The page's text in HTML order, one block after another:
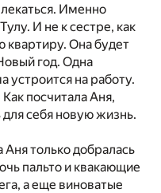
Именно
И не к сестре, как
квартиру. Она будет
год. Одна
устроится на работу.
посчитала Аня,
себя новую жизнь.
только добралась
пальто и квакающие
а еще виноватые